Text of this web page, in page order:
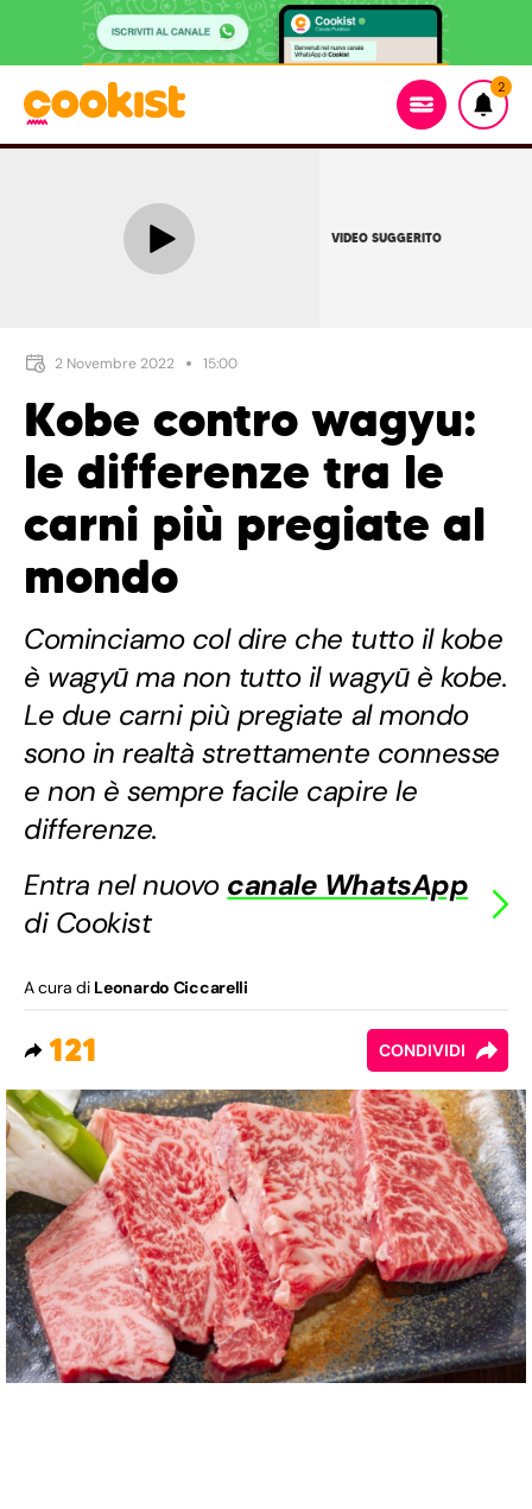
2
VIDEO SUGGERITO
2 Novembre 2022 15:00
Kobe contro wagyu:
le differenze tra le
carni più pregiate al
mondo
Cominciamo col dire che tutto il kobe
è wagyū ma non tutto il wagyū è kobe.
Le due carni più pregiate al mondo
sono in realtà strettamente connesse
e non è sempre facile capire le
differenze.
Entra nel nuovo canale WhatsApp
di Cookist
A cura di Leonardo Ciccarelli
121 CONDIVIDI